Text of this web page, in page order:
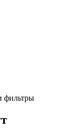
фильтры